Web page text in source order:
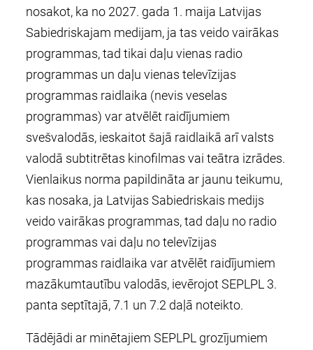
nosakot, ka no 2027. gada 1. maija Latvijas
Sabiedriskajam medijam, ja tas veido vairākas
programmas, tad tikai daļu vienas radio
programmas un daļu vienas televīzijas
programmas raidlaika (nevis veselas
programmas) var atvēlēt raidījumiem
svešvalodās, ieskaitot šajā raidlaikā arī valsts
valodā subtitrētas kinofilmas vai teātra izrādes.
Vienlaikus norma papildināta ar jaunu teikumu,
kas nosaka, ja Latvijas Sabiedriskais medijs
veido vairākas programmas, tad daļu no radio
programmas vai daļu no televīzijas
programmas raidlaika var atvēlēt raidījumiem
mazākumtautību valodās, ievērojot SEPLPL 3.
panta septītajā, 7.1 un 7.2 daļā noteikto.
Tādējādi ar minētajiem SEPLPL grozījumiem